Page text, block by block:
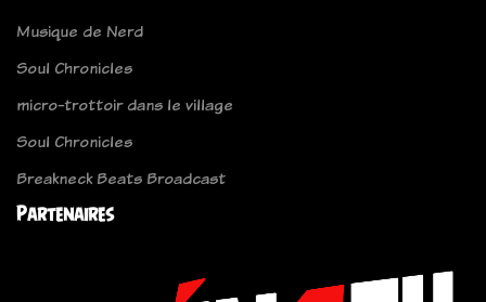
Musique de Nerd
Soul Chronicles
micro-trottoir dans le village
Soul Chronicles
Breakneck Beats Broadcast
Partenaires